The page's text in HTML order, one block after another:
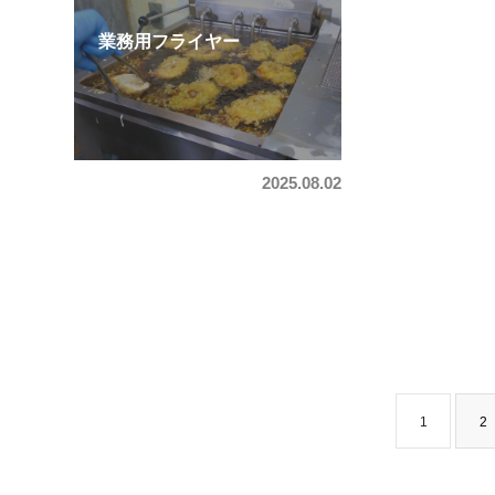
業務用フライヤー
2025.08.02
1 2